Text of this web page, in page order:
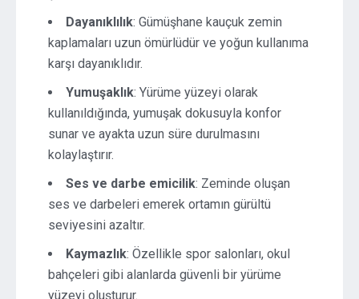
Dayanıklılık: Gümüşhane kauçuk zemin
kaplamaları uzun ömürlüdür ve yoğun kullanıma
karşı dayanıklıdır.
Yumuşaklık: Yürüme yüzeyi olarak
kullanıldığında, yumuşak dokusuyla konfor
sunar ve ayakta uzun süre durulmasını
kolaylaştırır.
Ses ve darbe emicilik: Zeminde oluşan
ses ve darbeleri emerek ortamın gürültü
seviyesini azaltır.
Kaymazlık: Özellikle spor salonları, okul
bahçeleri gibi alanlarda güvenli bir yürüme
yüzeyi oluşturur.